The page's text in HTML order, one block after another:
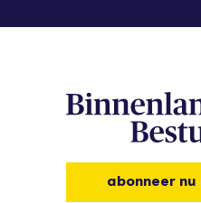
abonneer nu